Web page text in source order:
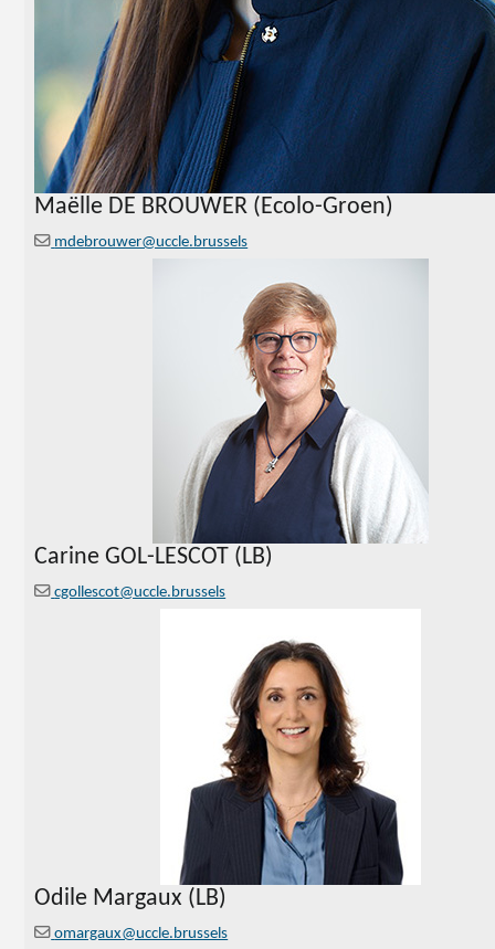
Maëlle DE BROUWER (Ecolo-Groen)
mdebrouwer@uccle.brussels
CarineGOL-LESCOT (LB)
cgollescot@uccle.brussels
Odile Margaux (LB)
omargaux@uccle.brussels